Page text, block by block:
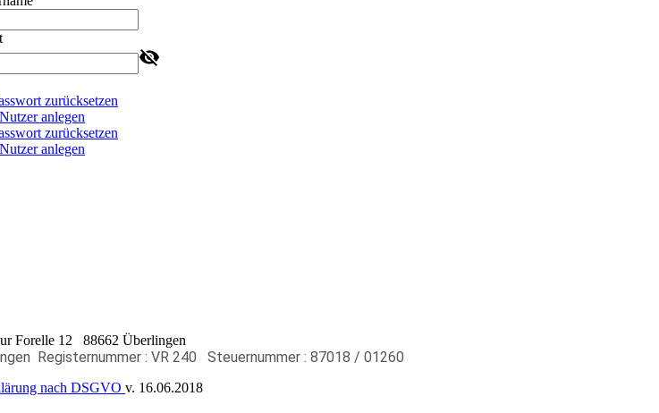
zurücksetzen
Nutzer anlegen
zurücksetzen
Nutzer anlegen
Forelle 12 88662 Überlingen
Registernummer : VR 240 Steuernummer : 87018 / 01260
nach DSGVO v. 16.06.2018